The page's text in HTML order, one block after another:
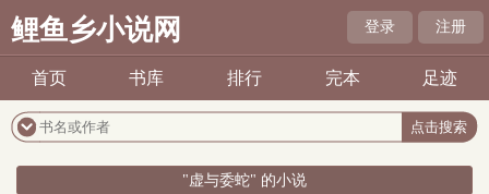
鲤鱼乡小说网 登录 注册
首页 书库 排行 完本 足迹
"虚与委蛇" 的小说